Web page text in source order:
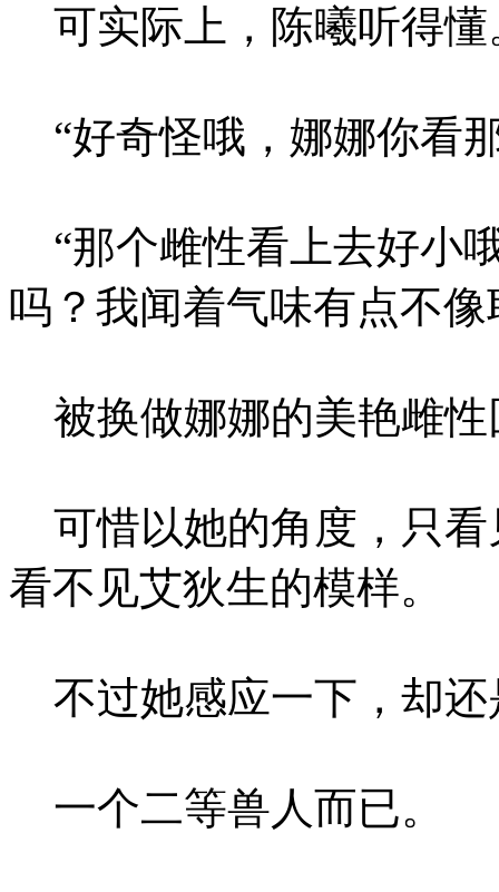
可实际上，陈曦听得懂
“好奇怪哦，娜娜你看
“那个雌性看上去好小
吗？我闻着气味有点不像
被换做娜娜的美艳雌性
可惜以她的角度，只看
看不见艾狄生的模样。
不过她感应一下，却还
一个二等兽人而已。